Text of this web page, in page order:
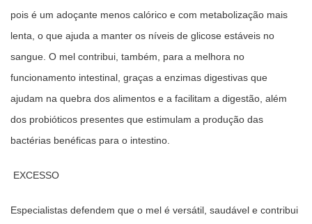
pois é um adoçante menos calórico e com metabolização mais
lenta, o que ajuda a manter os níveis de glicose estáveis no
sangue. O mel contribui, também, para a melhora no
funcionamento intestinal, graças a enzimas digestivas que
ajudam na quebra dos alimentos e a facilitam a digestão, além
dos probióticos presentes que estimulam a produção das
bactérias benéficas para o intestino.
EXCESSO
Especialistas defendem que o mel é versátil, saudável e contribui